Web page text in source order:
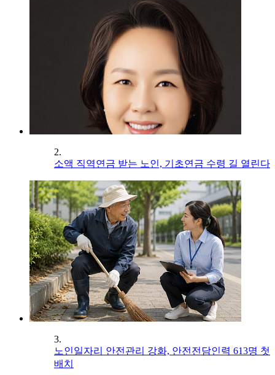
2.
소액 직역연금 받는 노인, 기초연금 수령 길 열린다
3.
노인일자리 안전관리 강화, 안전전담인력 613명 첫
배치